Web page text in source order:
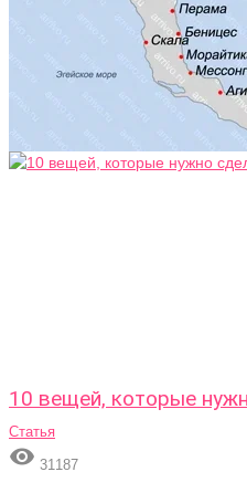
10 вещей, которые
Статья
 31187